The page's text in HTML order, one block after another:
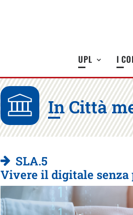
UPL I
In Città
SLA.5
Vivere il digitale senza